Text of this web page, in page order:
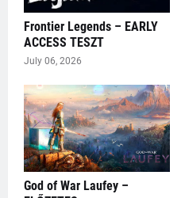
Frontier Legends – EARLY
ACCESS TESZT
July 06, 2026
God of War Laufey –